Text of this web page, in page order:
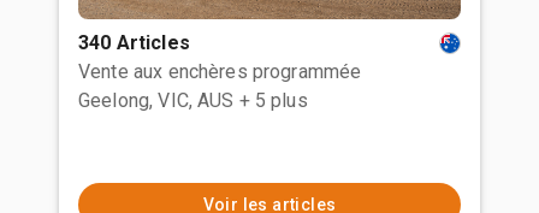
340 Articles
Vente aux enchères programmée
Geelong, VIC, AUS + 5 plus
Voir les articles